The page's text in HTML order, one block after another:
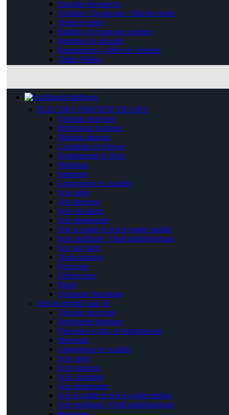
Nacelles élevatrices
Echelles / Escabeaux / Marche pieds
Tentes et abris
Rideaux et écrans de soudure
Barrières de sécurité
Rangements, coffres de chantier
Talkie Walkie
Outillages
ELECTRO PORTATIF FILAIRE
Visseuse perceuse
Perforateur burineur
Marteau piqueur
Carotteuse et foreuse
Boulonneuse à chocs
Meuleuse
Satineuse
Grignoteuse et cisailles
Scie sabre
Scie sauteuse
Scie circulaire
Scie plongeante
Scie à onglet et scie à onglet radiale
Scie oscillante / Outil multifonctions
Scie sur table
Tronçonneuse
Ponceuse
Défonceuse
Rabot
Décapeur thermique
Electro portatif sans fil
Visseuse perceuse
Perforateur burineur
Visseuses à choc et boulonneuse
Meuleuse
Grignoteuse et cisailles
Scie sabre
Scie sauteuse
Scie circulaire
Scie plongeante
Scie à onglet et scie à onglet radiale
Scie oscillante / Outil multifonctions